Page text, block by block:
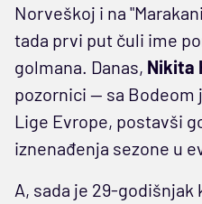
Norveškoj i na
tada prvi put čuli ime
golmana. Danas, Nikita
pozornici — sa Bodeom
Lige Evrope, postavši
iznenađenja sezone u
A, sada je 29-godišnjak